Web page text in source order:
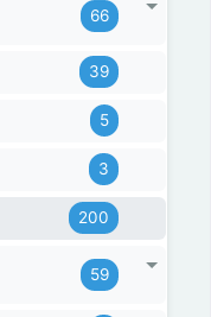
66
39
5
3
200
59